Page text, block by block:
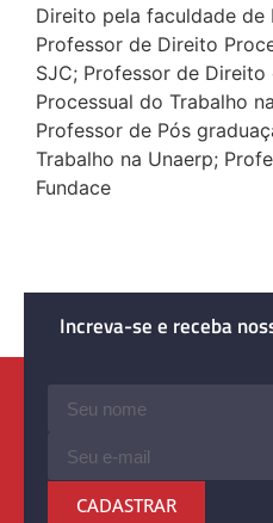
Direito pela faculdade de
Professor de Direito
SJC; Professor de Direito
Processual do Trabalho
Professor de Pós
Trabalho na Unaerp;
Fundace
Increva-se e receba
CADASTRAR